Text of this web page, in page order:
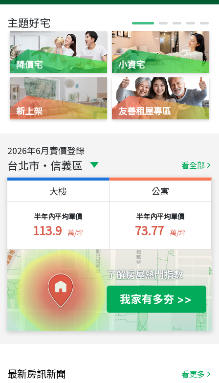
主題好宅
降價宅
新上架
小資宅
友善租屋專區
2026年6月實價登錄
台北市 ・ 信義區 看全部
大樓
半年內平均單價
113.9 萬/坪
公寓
半年內平均單價
73.77 萬/坪
最新房訊新聞 看更多